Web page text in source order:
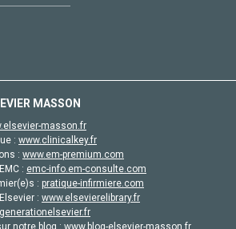
MASSON
masson.fr
: www.clinicalkey.fr
: www.em-premium.com
: emc-info.em-consulte.com
: pratique-infirmiere.com
: www.elsevierelibrary.fr